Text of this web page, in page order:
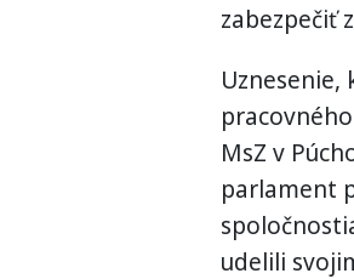
zabezpečiť
Uznesenie,
MsZ v
parlament
udelili